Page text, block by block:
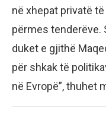
në xhepat privatë
përmes tenderëve.
duket e gjithë
për shkak të
në Evropë”, thuhet